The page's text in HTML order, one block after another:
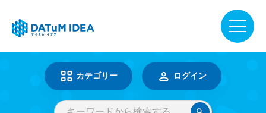
DATuM IDEA® について
カテゴリー ログイン